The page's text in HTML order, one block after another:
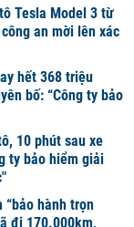
Tesla Model 3 từ
an mời lên xác
hết 368 triệu
bố: “Công ty bảo
10 phút sau xe
ty bảo hiểm giải
“bảo hành trọn
đi 170.000km,